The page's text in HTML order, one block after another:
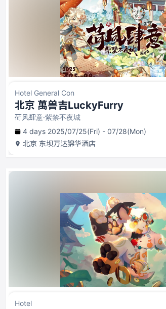
Hotel General Con
北京 萬兽吉LuckyFurry
荷风肆意·紫禁不夜城
4 days 2025/07/25(Fri) - 07/28(Mon)
北京 东坝万达锦华酒店
Hotel